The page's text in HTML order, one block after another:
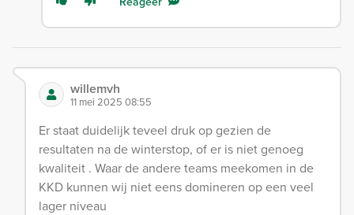
willemvh
11 mei 2025 08:55
Er staat duidelijk teveel druk op gezien de
resultaten na de winterstop, of er is niet genoeg
kwaliteit . Waar de andere teams meekomen in de
KKD kunnen wij niet eens domineren op een veel
lager niveau